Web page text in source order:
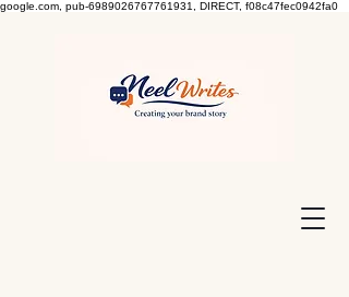
google.com, pub-6989026767761931, DIRECT, f08c47fec0942fa0